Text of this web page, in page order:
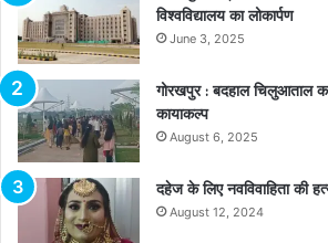
विश्वविद्यालय का लोकार्पण
June 3, 2025
गोरखपुर : बदहाल चिलुआताल
कायाकल्प
August 6, 2025
दहेज के लिए नवविवाहिता की
August 12, 2024